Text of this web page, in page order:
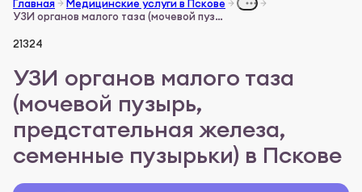
Главная
Медицинские услуги в Пскове
УЗИ органов малого таза (мочевой пузырь, предстательная железа, семенные пузырьки)
21324
УЗИ органов малого таза
(мочевой пузырь,
предстательная железа,
семенные пузырьки) в Пскове